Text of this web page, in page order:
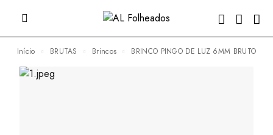
Início BRUTAS Brincos BRINCO PINGO DE LUZ 6MM BRUTO